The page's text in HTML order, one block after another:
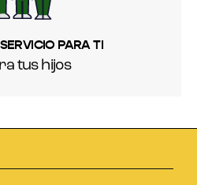
PARA TI
tus hijos